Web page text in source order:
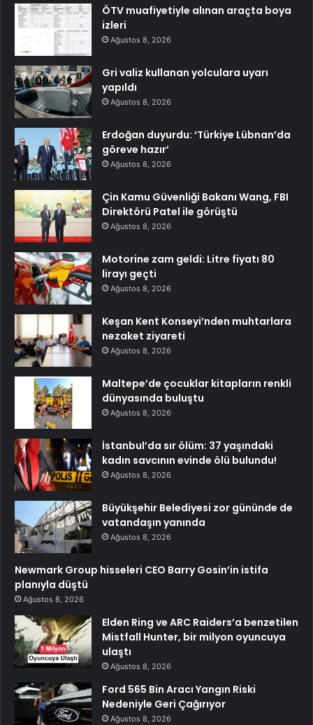
ÖTV muafiyetiyle alınan araçta boya
izleri
Ağustos 8, 2026
Gri valiz kullanan yolculara uyarı
yapıldı
Ağustos 8, 2026
Erdoğan duyurdu: ‘Türkiye Lübnan’da
göreve hazır’
Ağustos 8, 2026
Çin Kamu Güvenliği Bakanı Wang, FBI
Direktörü Patel ile görüştü
Ağustos 8, 2026
Motorine zam geldi: Litre fiyatı 80
lirayı geçti
Ağustos 8, 2026
Keşan Kent Konseyi’nden muhtarlara
nezaket ziyareti
Ağustos 8, 2026
Maltepe’de çocuklar kitapların renkli
dünyasında buluştu
Ağustos 8, 2026
İstanbul’da sır ölüm: 37 yaşındaki
kadın savcının evinde ölü bulundu!
Ağustos 8, 2026
Büyükşehir Belediyesi zor gününde de
vatandaşın yanında
Ağustos 8, 2026
Newmark Group hisseleri CEO Barry Gosin’in istifa
planıyla düştü
Ağustos 8, 2026
Elden Ring ve ARC Raiders’a benzetilen
Mistfall Hunter, bir milyon oyuncuya
ulaştı
Ağustos 8, 2026
Ford 565 Bin Aracı Yangın Riski
Nedeniyle Geri Çağırıyor
Ağustos 8, 2026